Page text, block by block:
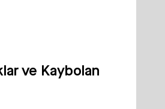
ve Kaybolan